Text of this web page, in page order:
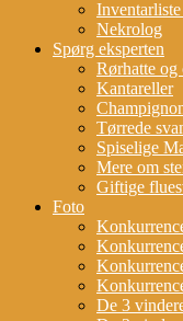
Nekrolog
Spørg eksperten
Rørhatte og
Kantareller
Tørrede
Spiselige
Mere om
Giftige
Foto
De 3